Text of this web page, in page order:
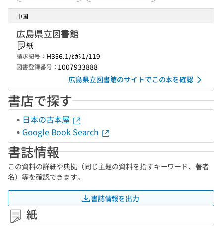
中国
広島県立図書館
紙
請求記号： H366.1/ﾋｶｼ1/119
図書登録番号： 1007933888
広島県立図書館のサイトでこの本を確認
書店で探す
日本の古本屋
Google Book Search
書誌情報
この資料の詳細や典拠（同じ主題の資料を指すキーワード、著者
名）等を確認できます。
書誌情報を出力
紙